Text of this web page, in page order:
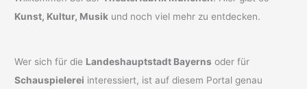
Kunst, Kultur, Musik und noch viel mehr zu entdecken.
Wer sich für die Landeshauptstadt Bayerns oder für
Schauspielerei interessiert, ist auf diesem Portal genau